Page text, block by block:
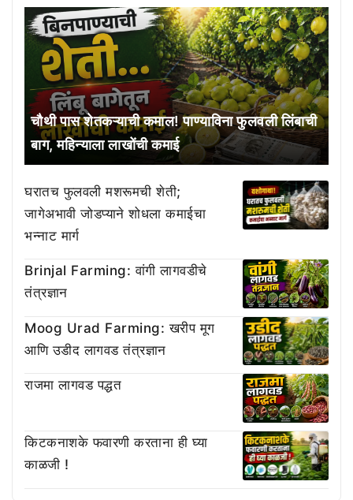
चौथी पास शेतकऱ्याची कमाल! पाण्याविना फुलवली लिंबाची
बाग, महिन्याला लाखोंची कमाई
घरातच फुलवली मशरूमची शेती;
जागेअभावी जोडप्याने शोधला कमाईचा
भन्नाट मार्ग
Brinjal Farming: वांगी लागवडीचे
तंत्रज्ञान
Moog Urad Farming: खरीप मूग
आणि उडीद लागवड तंत्रज्ञान
राजमा लागवड पद्धत
किटकनाशके फवारणी करताना ही घ्या
काळजी !